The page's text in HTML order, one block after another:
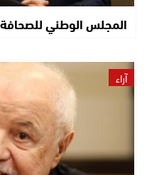
المجلس الوطني
آراء